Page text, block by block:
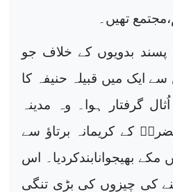
تھیں۔
بدویوں کے خلاف جو
ایک میں قبیلہ حنیفہ کا
گرفتار ہوا۔ وہ مدینہ
کے کریمانہ برتاؤ سے
مکے بھیجوانابندکردیا۔ اس
کی چیزوں کی بڑی تنگی